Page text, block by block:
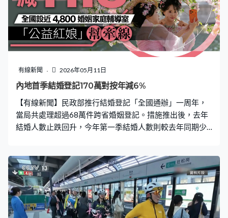
需要冷藏的生物樣品。另外還有一套新款艙外航天服，連
同早前天舟九號運送的兩套，太空站的航天服將完成全面
更新。 當局預計天舟十號將停靠太空站約一年，較以往約
半年發射一次，現時發射間隔逐漸拉長。中國航天科技集
團人員于磊：「首先天舟十號裝載量很大，因為現在航天
員在軌，包括前段時間看到的外國的一些航天員，可能後
面就是，隨著空間站的擴容，航天員上去也多了，駐留時
間也長、消耗大，必然會帶來運輸需求的提升。現在的天
舟貨船是目前在役的貨運飛船裡載貨比最高。」 除了補給
物資，天舟十號在停靠期間還
有線新聞 2026年05月11日
內地首季結婚登記170萬對按年減6%
【有線新聞】民政部推行結婚登記「全國通辦」一周年，
當局共處理超過68萬件跨省婚姻登記。措施推出後，去年
結婚人數止跌回升，今年第一季結婚人數則較去年同期少
2013年高峰後持續下跌。 面對結婚率下跌，民政部去年5
月修訂《婚姻登記條例》，實施「全國通辦」，新人毋須
再返回戶籍所在地，在外地隨時註冊，幾分鐘就完成，令
去年登記結婚止跌回升。 而在新政實施一年以來，全國辦
理超過68萬件跨省婚姻登記。新人劉瑞雪：「回一趟家請